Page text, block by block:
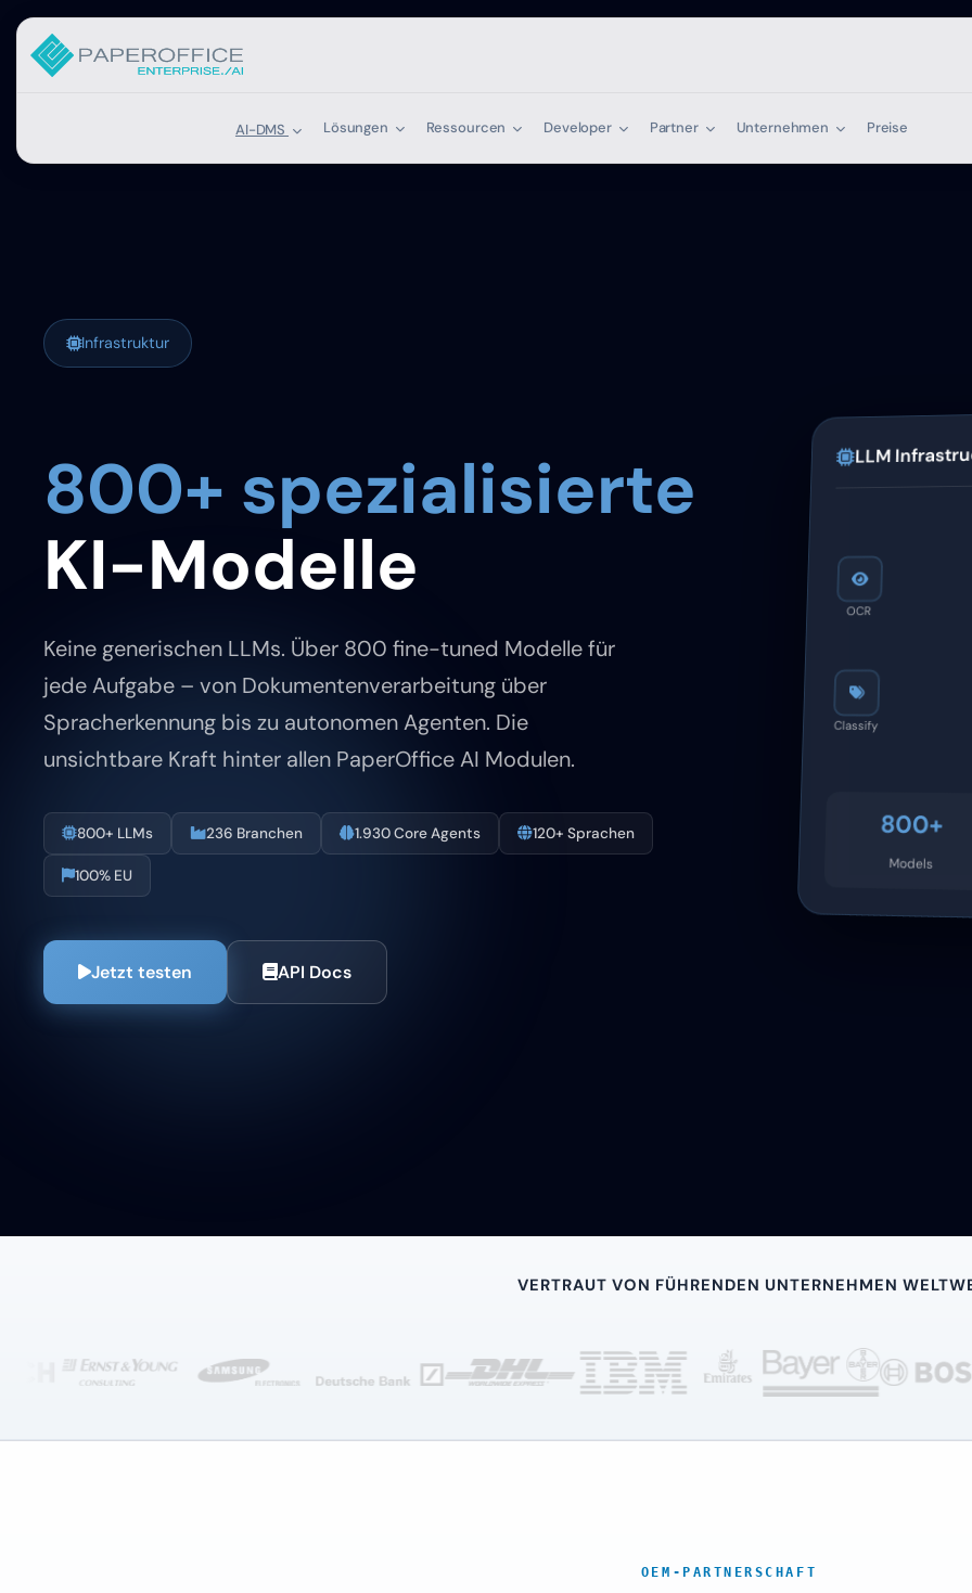
AI-DMS Lösungen Ressourcen Developer Partner Unternehmen Preise
Infrastruktur
800+ spezialisierte
KI-Modelle
Keine generischen LLMs. Über 800 fine-tuned Modelle für
jede Aufgabe – von Dokumentenverarbeitung über
Spracherkennung bis zu autonomen Agenten. Die
unsichtbare Kraft hinter allen PaperOffice AI Modulen.
800+ LLMs 236 Branchen 1.930 Core Agents 120+ Sprachen
100% EU
Jetzt testen API Docs
LLM
OCR
Classify
800+
Models
VERTRAUT VON FÜHRENDEN UNTERNEHMEN
OEM-PARTNERSCHAFT